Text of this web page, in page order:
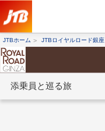
JTBホーム JTBロイヤルロード銀座
添乗員と巡る旅
条件から探す
条件から探す
ツアーを探す
海外ツアー